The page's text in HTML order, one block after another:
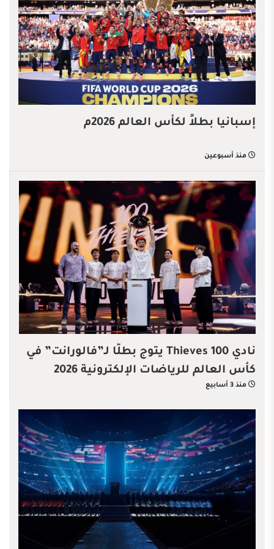
إسبانيا بطلاً لكأس العالم 2026م
منذ أسبوعين
نادي 100 Thieves يتوج بطلًا لـ”فالورانت” في
كأس العالم للرياضات الإلكترونية 2026
منذ 3 أسابيع